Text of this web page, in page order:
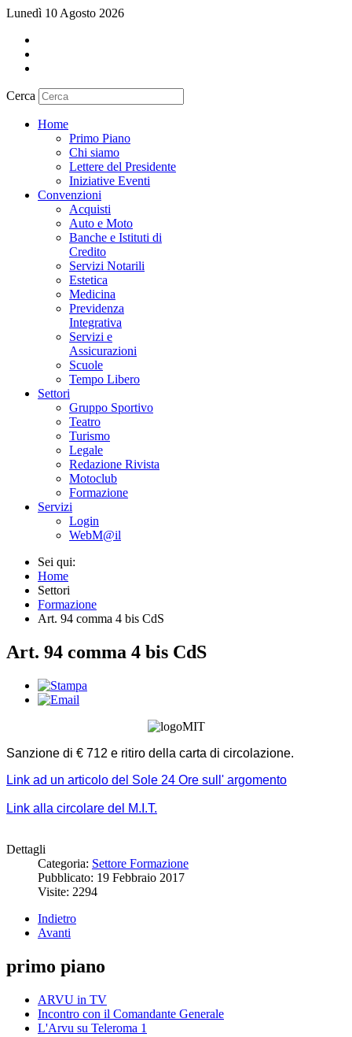
Lunedì 10 Agosto 2026
Cerca
Home
Primo Piano
Chi siamo
Lettere del Presidente
Iniziative Eventi
Convenzioni
Acquisti
Auto e Moto
Banche e Istituti di
Credito
Servizi Notarili
Estetica
Medicina
Previdenza
Integrativa
Servizi e
Assicurazioni
Scuole
Tempo Libero
Settori
Gruppo Sportivo
Teatro
Turismo
Legale
Redazione Rivista
Motoclub
Formazione
Servizi
Login
WebM@il
Sei qui:
Home
Settori
Formazione
Art. 94 comma 4 bis CdS
Art. 94 comma 4 bis CdS
Sanzione di € 712 e ritiro della carta di circolazione.
Link ad un articolo del Sole 24 Ore sull' argomento
Link alla circolare del M.I.T.
Dettagli
Categoria: Settore Formazione
Pubblicato: 19 Febbraio 2017
Visite: 2294
Indietro
Avanti
primo piano
ARVU in TV
Incontro con il Comandante Generale
L'Arvu su Teleroma 1